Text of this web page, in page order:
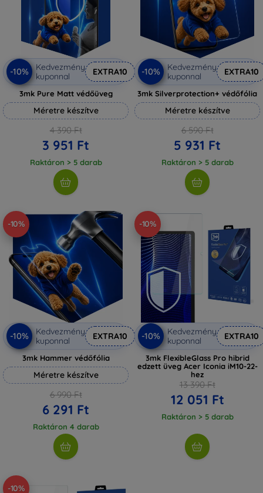
-10%
Kedvezmény
kuponnal
EXTRA10
3mk Pure Matt védőüveg
Méretre készítve
4 390 Ft
3 951 Ft
Raktáron > 5 darab
-10%
Kedvezmény
kuponnal
EXTRA10
3mk Silverprotection+ védőfólia
Méretre készítve
6 590 Ft
5 931 Ft
Raktáron > 5 darab
-10%
-10%
Kedvezmény
kuponnal
EXTRA10
3mk Hammer védőfólia
Méretre készítve
6 990 Ft
6 291 Ft
Raktáron 4 darab
-10%
-10%
Kedvezmény
kuponnal
EXTRA10
3mk FlexibleGlass Pro hibrid
edzett üveg Acer Iconia iM10-22-
hez
13 390 Ft
12 051 Ft
Raktáron > 5 darab
-10%